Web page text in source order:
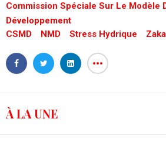
Commission Spéciale Sur Le Modèle
Développement
CSMD NMD Stress Hydrique
À LA UNE